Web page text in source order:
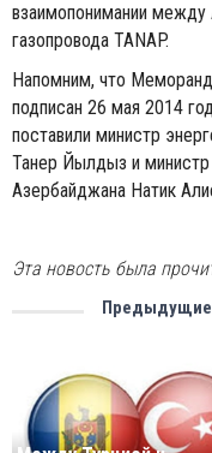
взаимопонимании
газопровода TANAP.
Напомним, что
подписан 26 мая 2014
поставили министр
Танер Йылдыз и
Азербайджана Натик
Эта новость была
Предыдущие